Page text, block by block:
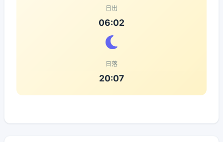
日出
06:02
日落
20:07